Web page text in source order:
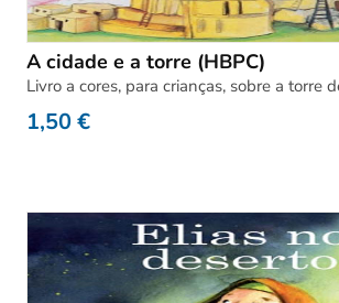
A cidade e a torre (HBPC)
Livro a cores, para crianças, sobre a torre
1,50€